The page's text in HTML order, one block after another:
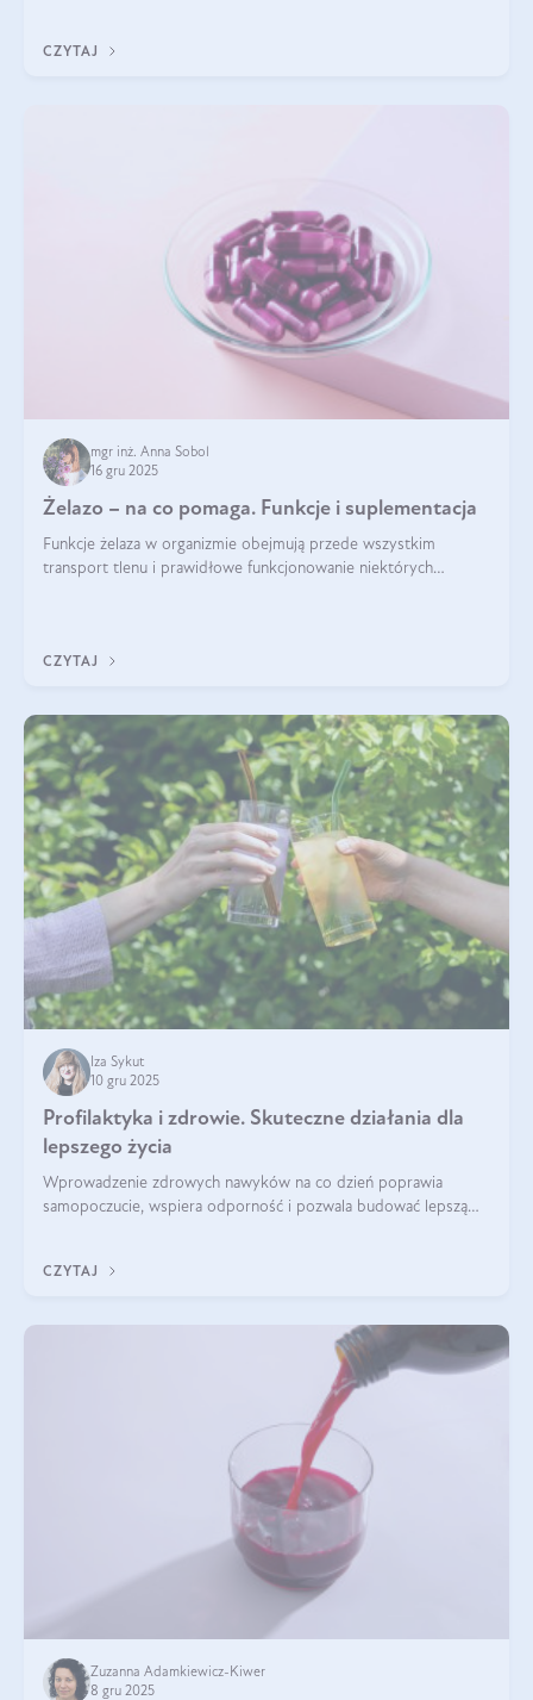
CZYTAJ
mgr inż. Anna Sobol
16 gru 2025
Żelazo – na co pomaga. Funkcje i suplementacja
Funkcje żelaza w organizmie obejmują przede wszystkim
transport tlenu i prawidłowe funkcjonowanie niektórych
CZYTAJ
Iza Sykut
10 gru 2025
Profilaktyka i zdrowie. Skuteczne działania dla
lepszego życia
Wprowadzenie zdrowych nawyków na co dzień poprawia
samopoczucie, wspiera odporność i pozwala budować lepszą
CZYTAJ
Zuzanna Adamkiewicz-Kiwer
8 gru 2025